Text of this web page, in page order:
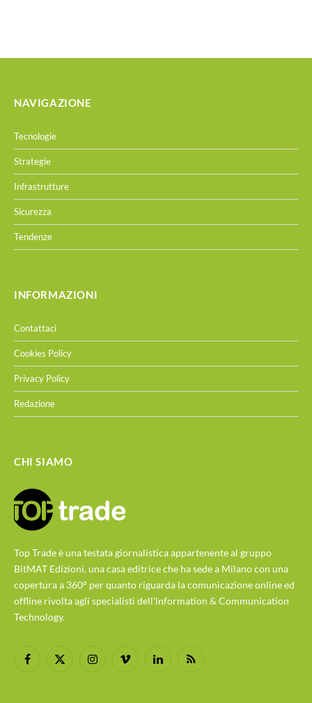
NAVIGAZIONE
Tecnologie
Strategie
Infrastrutture
Sicurezza
Tendenze
INFORMAZIONI
Contattaci
Cookies Policy
Privacy Policy
Redazione
CHI SIAMO
Top Trade è una testata giornalistica appartenente al gruppo
BitMAT Edizioni, una casa editrice che ha sede a Milano con una
copertura a 360° per quanto riguarda la comunicazione online ed
offline rivolta agli specialisti dell'lnformation & Communication
Technology.
Facebook
X
InstagramVimeo LinkedInRSS